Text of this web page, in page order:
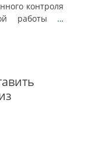
контроля
работы …